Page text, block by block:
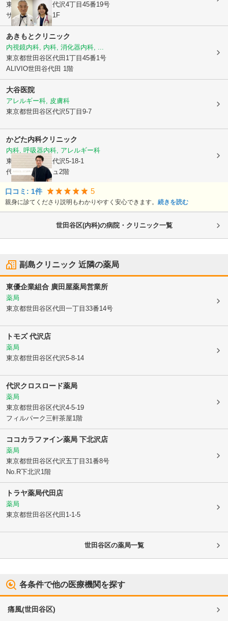
東京都世田谷区 代沢4丁目45番19号
ザシーズン代沢1F
あきもとクリニック
内視鏡内科, 内科, 消化器内科, ...
東京都世田谷区代田1丁目45番1号
ALIVIO世田谷代田 1階
大谷医院
アレルギー科, 皮膚科
東京都世田谷区代沢5丁目9-7
かどた内科クリニック
内科, 呼吸器内科, アレルギー科
東京都世田谷区 代沢5-18-1
代沢カラバッシュ2階
口コミ: 1件 5
親身に診てくださり説明もわかりやすく安心できます。 続きを読む
世田谷区(内科)の病院・クリニック一覧
副島クリニック 近隣の薬局
東優企業組合 廣田屋薬局営業所
薬局
東京都世田谷区代田一丁目33番14号
トモズ 代沢店
薬局
東京都世田谷区代沢5-8-14
代沢クロスロード薬局
薬局
東京都世田谷区代沢4-5-19
フィルパーク三軒茶屋1階
ココカラファイン薬局 下北沢店
薬局
東京都世田谷区代沢五丁目31番8号
No.R下北沢1階
トラヤ薬局代田店
薬局
東京都世田谷区代田1-1-5
世田谷区の薬局一覧
各条件で他の医療機関を探す
痛風(世田谷区)